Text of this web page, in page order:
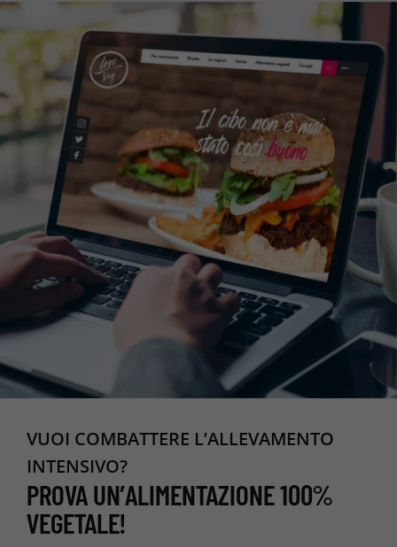
VUOI COMBATTERE L’ALLEVAMENTO
INTENSIVO?
PROVA UN’ALIMENTAZIONE 100%
VEGETALE!